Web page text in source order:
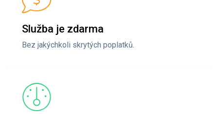
Služba je zdarma
Bez jakýchkoli skrytých poplatků.